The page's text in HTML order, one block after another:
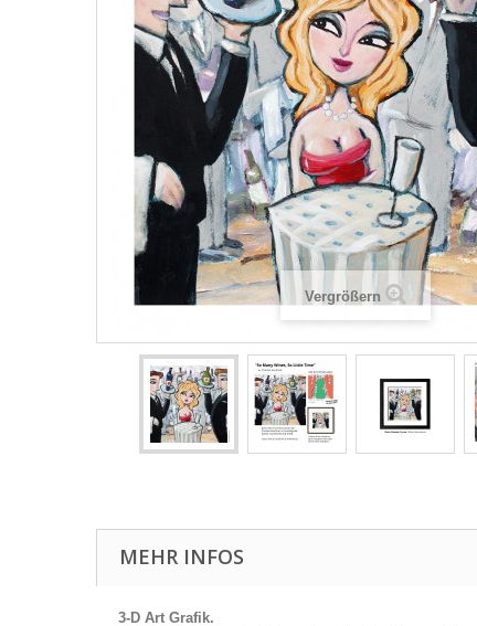
Vergrößern
MEHR INFOS
3-D Art Grafik.